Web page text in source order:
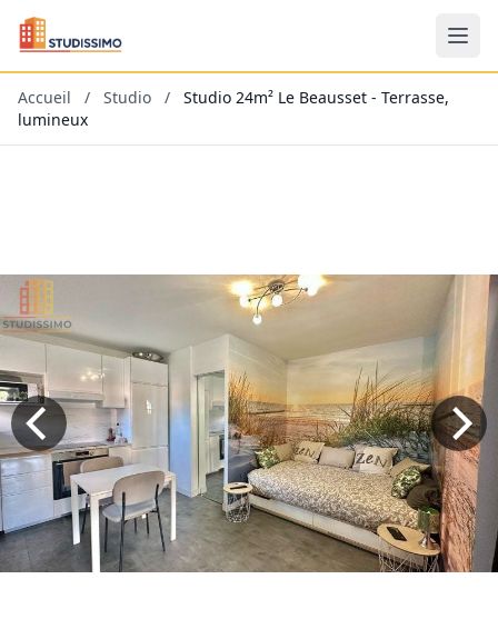
Accueil / Studio /
Studio 24m² Le Beausset - Terrasse,
lumineux